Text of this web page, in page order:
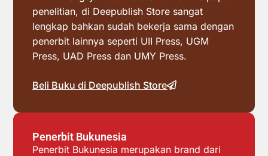
penelitian, di Deepublish Store sangat
lengkap bahkan sudah bekerja sama dengan
penerbit lainnya seperti UII Press, UGM
Press, UAD Press dan UMY Press.
Beli Buku di Deepublish Store
Penerbit Bukunesia
Penerbit Bukunesia merupakan brand dari